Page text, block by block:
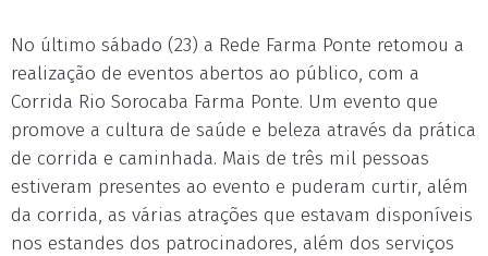
No último sábado (23) a Rede Farma Ponte retomou a
realização de eventos abertos ao público, com a
Corrida Rio Sorocaba Farma Ponte. Um evento que
promove a cultura de saúde e beleza através da prática
de corrida e caminhada. Mais de três mil pessoas
estiveram presentes ao evento e puderam curtir, além
da corrida, as várias atrações que estavam disponíveis
nos estandes dos patrocinadores, além dos serviços